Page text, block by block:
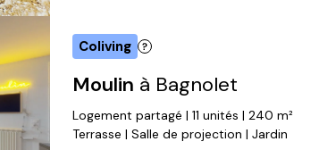
Coliving
Moulin à Bagnolet
Logement partagé | 11 unités | 240 m²
Terrasse | Salle de projection | Jardin